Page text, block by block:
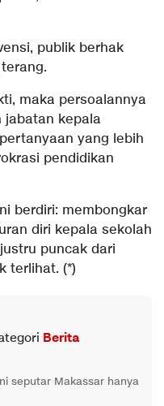
publik berhak
maka persoalannya
kepala
yang lebih
pendidikan
berdiri: membongkar
diri kepala sekolah
puncak dari
terlihat. (*)
Berita
seputar Makassar hanya